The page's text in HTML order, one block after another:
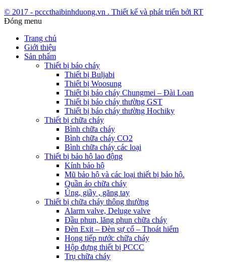
© 2017 - pcccthaibinhduong.vn . Thiết kế và phát triển bởi RT
Đóng menu
Trang chủ
Giới thiệu
Sản phẩm
Thiết bị báo cháy
Thiết bị Buljabi
Thiết bị Woosung
Thiết bị báo cháy Chungmei – Đài Loan
Thiết bị báo cháy thường GST
Thiết bị báo cháy thường Hochiky
Thiết bị chữa cháy
Bình chữa cháy
Bình chữa cháy CO2
Bình chữa cháy các loại
Thiết bị bảo hộ lao động
Kính bảo hộ
Mũ bảo hộ và các loại thiết bị bảo hộ.
Quần áo chữa cháy
Ủng, giầy , găng tay
Thiết bị chữa cháy thông thường
Alarm valve, Deluge valve
Đầu phun, lăng phun chữa cháy
Đèn Exit – Đèn sự cố – Thoát hiểm
Họng tiếp nước chữa cháy
Hộp đựng thiết bị PCCC
Trụ chữa cháy